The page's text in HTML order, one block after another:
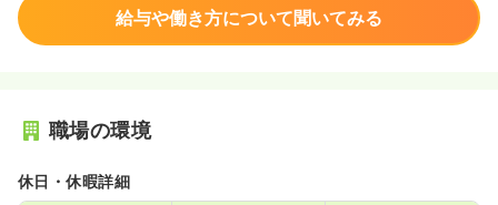
給与や働き方について聞いてみる
職場の環境
休日・休暇詳細